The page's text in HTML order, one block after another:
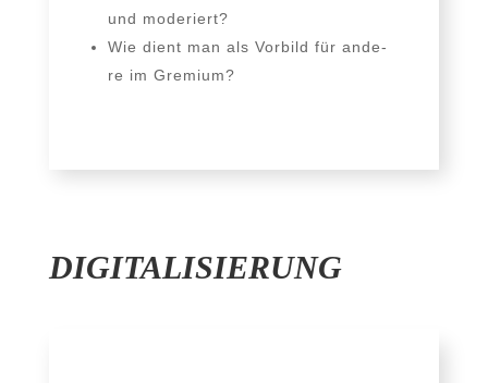
und moderiert?
Wie dient man als Vorbild für ande­
re im Gremium?
DIGITALISIERUNG